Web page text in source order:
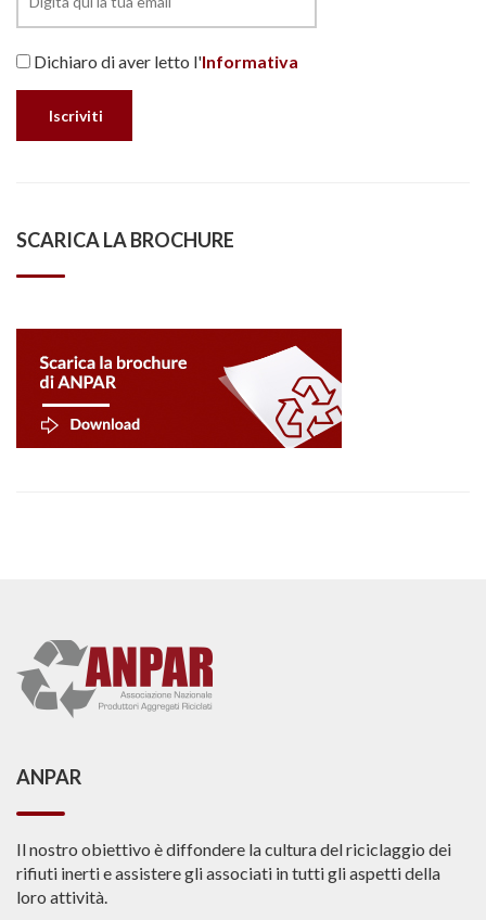
Dichiaro di aver letto l'Informativa
SCARICA LA BROCHURE
ANPAR
Il nostro obiettivo è diffondere la cultura del riciclaggio dei
rifiuti inerti e assistere gli associati in tutti gli aspetti della
loro attività.